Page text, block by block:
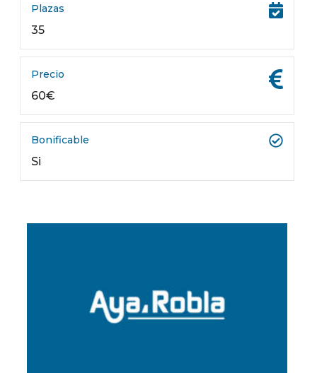
Plazas
35
Precio
60€
Bonificable
Si